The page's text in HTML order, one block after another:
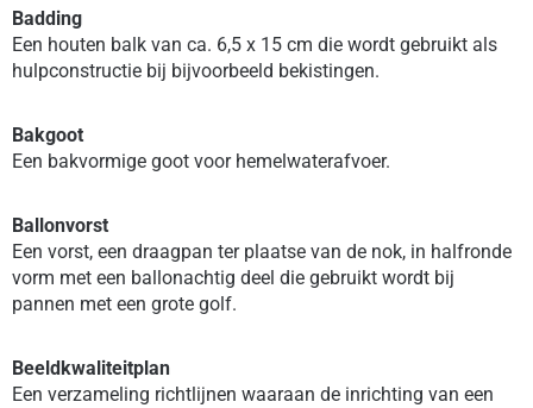
Badding
Een houten balk van ca. 6,5 x 15 cm die wordt gebruikt als
hulpconstructie bij bijvoorbeeld bekistingen.
Bakgoot
Een bakvormige goot voor hemelwaterafvoer.
Ballonvorst
Een vorst, een draagpan ter plaatse van de nok, in halfronde
vorm met een ballonachtig deel die gebruikt wordt bij
pannen met een grote golf.
Beeldkwaliteitplan
Een verzameling richtlijnen waaraan de inrichting van een